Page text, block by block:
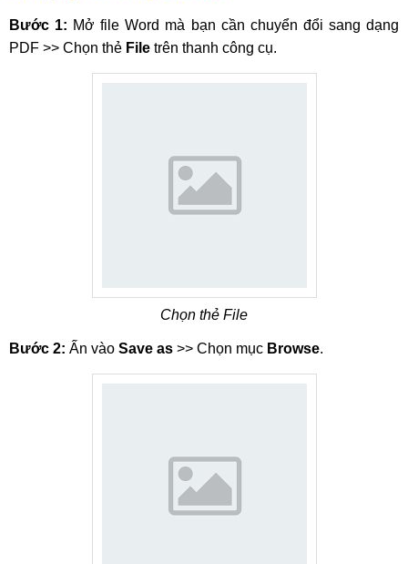
Bước 1: Mở file Word mà bạn cần chuyển đổi sang dạng
PDF >> Chọn thẻ File trên thanh công cụ.
Chọn thẻ File
Bước 2: Ấn vào Save as >> Chọn mục Browse.